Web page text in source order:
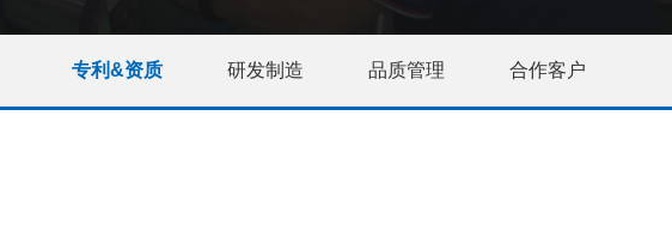
专利&资质 研发制造 品质管理 合作客户